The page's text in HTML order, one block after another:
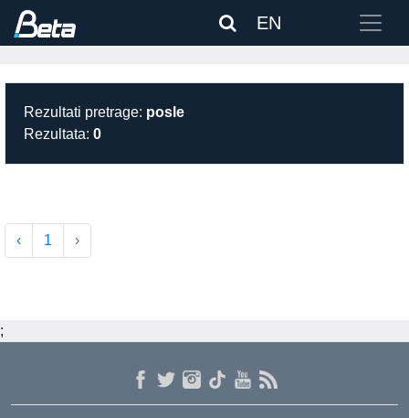
EN
Rezultati pretrage: posle
Rezultata: 0
‹ 1 ›
;